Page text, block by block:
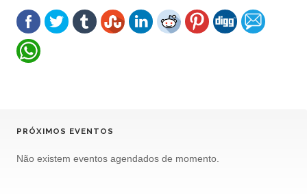
PRÓXIMOS EVENTOS
Não existem eventos agendados de momento.